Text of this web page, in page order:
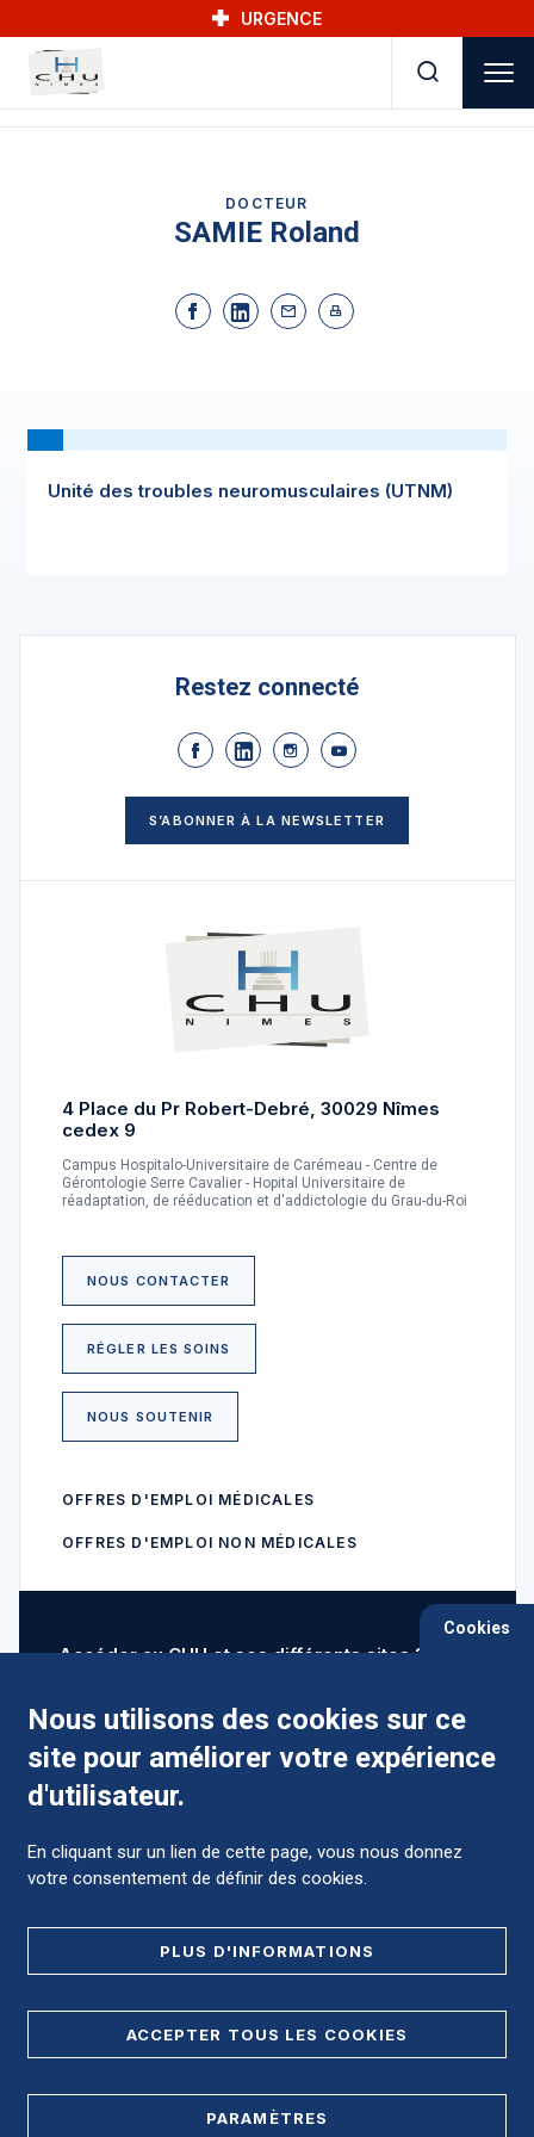
URGENCE
DOCTEUR
SAMIE Roland
Unité des troubles neuromusculaires (UTNM)
Restez connecté
S’ABONNER À LA NEWSLETTER
4 Place du Pr Robert-Debré, 30029 Nîmes
cedex 9
Campus Hospitalo-Universitaire de Carémeau - Centre de
Gérontologie Serre Cavalier - Hopital Universitaire de
réadaptation, de rééducation et d'addictologie du Grau-du-Roi
NOUS CONTACTER
RÉGLER LES SOINS
NOUS SOUTENIR
OFFRES D'EMPLOI MÉDICALES
OFFRES D'EMPLOI NON MÉDICALES
Accéder au CHU et ses différents sites ?
Comment préparer mon hospitalisation ?
PLAN DE SITE
Cookies
Nous utilisons des cookies sur ce
site pour améliorer votre expérience
d'utilisateur.
En cliquant sur un lien de cette page, vous nous donnez
votre consentement de définir des cookies.
PLUS D'INFORMATIONS
ACCEPTER TOUS LES COOKIES
PARAMÈTRES